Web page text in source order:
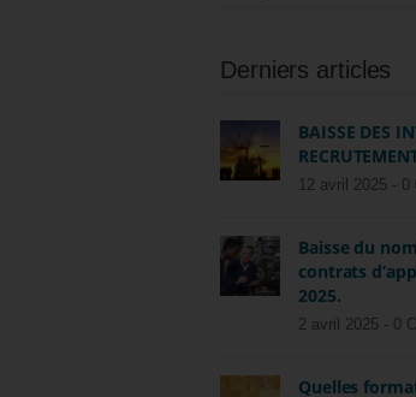
Derniers articles
BAISSE DES
12 avril 2025 - 0
Baisse du
contrats
2025.
2 avril 2025 - 0
Quelles